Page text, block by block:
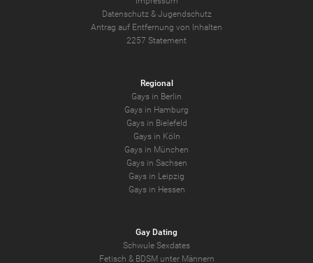
Datenschutz & Jugendschutz
Antrag auf Entfernung von Inhalten
2257 Statement
Regional
Gays in Berlin
Gays in Hamburg
Gays in Bielefeld
Gays in Köln
Gays in München
Gays in Sachsen
Gays in Leipzig
Gays in Hessen
Gay Dating
Schwule Sexdates
Fetisch & BDSM unter Männern